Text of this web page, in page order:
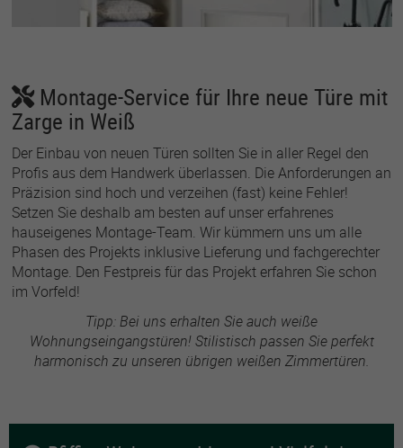
Montage-Service für Ihre neue Türe mit
Zarge in Weiß
Der Einbau von neuen Türen sollten Sie in aller Regel den
Profis aus dem Handwerk überlassen. Die Anforderungen an
Präzision sind hoch und verzeihen (fast) keine Fehler!
Setzen Sie deshalb am besten auf unser erfahrenes
hauseigenes Montage-Team. Wir kümmern uns um alle
Phasen des Projekts inklusive Lieferung und fachgerechter
Montage. Den Festpreis für das Projekt erfahren Sie schon
im Vorfeld!
Tipp: Bei uns erhalten Sie auch weiße
Wohnungseingangstüren! Stilistisch passen Sie perfekt
harmonisch zu unseren übrigen weißen Zimmertüren.